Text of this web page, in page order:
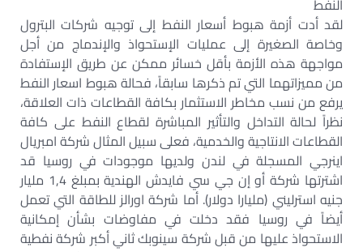
النفط
لقد أدت أزمة هبوط أسعار النفط إلى توجيه شركات البترول
وخاصة الصغيرة إلى عمليات الإستحواذ والإندماج من أجل
مواجهة هذه الأزمة بأقل خسائر ممكن عن طريق الإستفادة
من مميزاتهما التي تم ذكرها سابقاً، فحالة هبوط اسعار النفط
يرفع من نسب مخاطر الاستثمار بكافة القطاعات ذات العلاقة،
نظراً لحالة التداخل والتأثير المباشرة لقطاع النفط على كافة
القطاعات الانتاجية والخدمية، فعلى سبيل المثال شركة امبريال
اينرجي المسجلة في لندن ولديها موجودات في روسيا قد
اشترتها شركة أو إن جي سي فايدش الهندية بمبلغ 1,4 مليار
جنيه استرليني (مليارا دولار). أما شركة اورالز للطاقة التي تعمل
أيضاً في روسيا فقد دخلت في مفاوضات بشأن إمكانية
الاستحواذ عليها من قبل شركة سينوبك ثاني أكبر شركة نفطية